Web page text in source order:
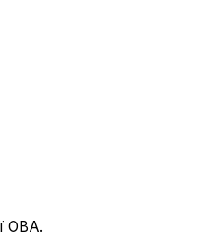
ОВА.